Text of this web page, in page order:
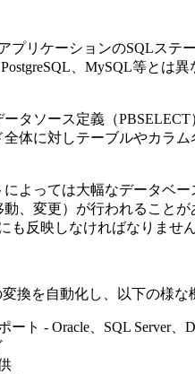
プリケーションのSQLステ
、MySQL等とは
タソース定義（
体に対しテーブルやカラ
よっては大幅なデータベ
、変更）が行われること
も反映しなければなりませ
変換を自動化し、以下の様
ト - Oracle、SQL Server、